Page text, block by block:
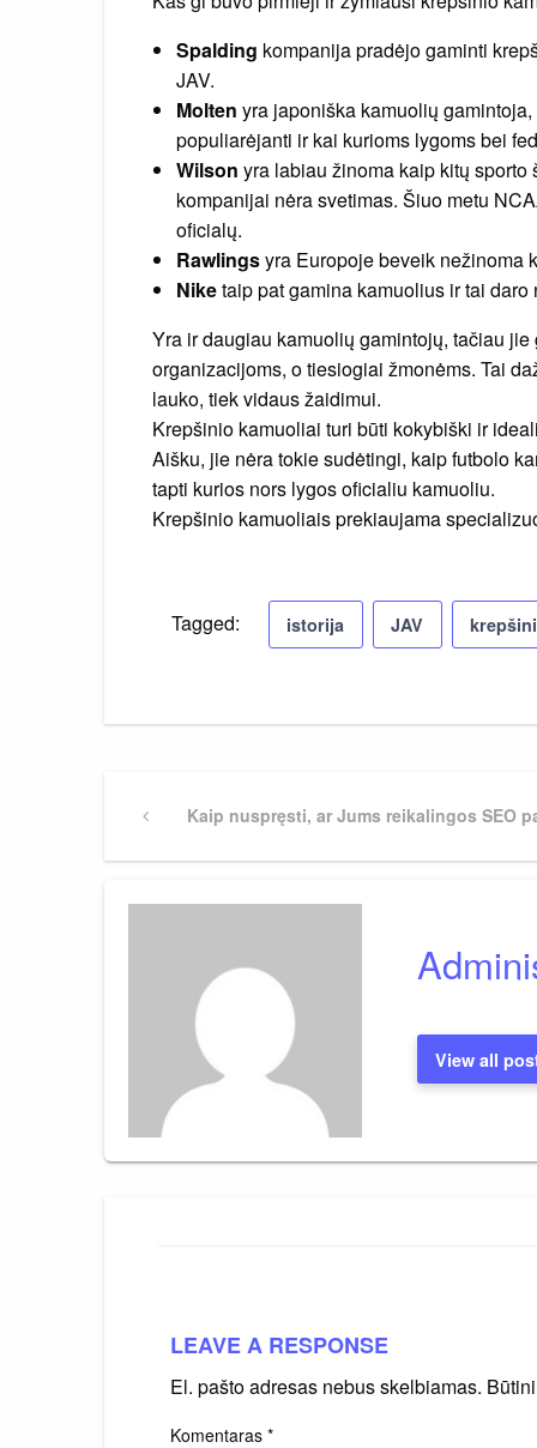
Spalding kompanija pradėjo gaminti
JAV.
Molten yra japoniška kamuolių
populiarėjanti ir kai kurioms lygoms bei
Wilson yra labiau žinoma kaip kitų
kompanijai nėra svetimas. Šiuo metu
oficialų.
Rawlingsyra Europoje beveik nežinoma
Niketaip pat gamina kamuolius ir tai
Yra ir daugiau kamuolių gamintojų, tačiau
organizacijoms, o tiesiogiai žmonėms. Tai
lauko, tiek vidaus žaidimui.
Krepšinio kamuoliai turi būti kokybiški ir
Aišku, jie nėra tokie sudėtingi, kaip futbolo
tapti kurios nors lygos oficialiu kamuoliu.
Krepšinio kamuoliais prekiaujama
Tagged: istorija JAV
Navigacija
tarp
PreviousKaip nuspręsti, ar Jums reikalingos SEO
View all
LEAVE A RESPONSE
El. pašto adresas nebus skelbiamas.
Komentaras *